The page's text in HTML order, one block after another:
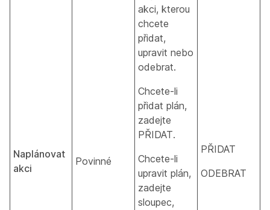
Naplánovat
akci
Povinné
akci, kterou
chcete
přidat,
upravit nebo
odebrat.
Chcete-li
přidat plán,
zadejte
PŘIDAT.
Chcete-li
upravit plán,
zadejte
sloupec,
PŘIDAT
ODEBRAT